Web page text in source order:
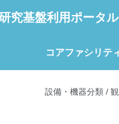
究基盤利用ポータル
コアファシリテ
設備・機器分類 /